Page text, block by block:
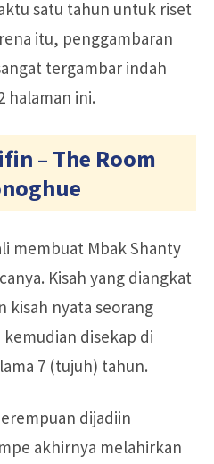
satu tahun untuk riset
itu, penggambaran
tergambar indah
halaman ini.
– The Room
membuat Mbak Shanty
Kisah yang diangkat
kisah nyata seorang
disekap di
7 (tujuh) tahun.
dijadiin
akhirnya melahirkan